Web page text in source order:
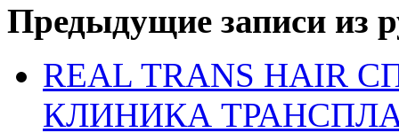
Предыдущие записи из
REAL TRANS
КЛИНИКА